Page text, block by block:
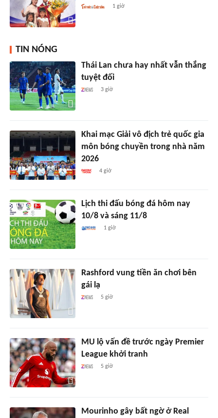
1 giờ
TIN NÓNG
Thái Lan chưa hay nhất vẫn thắng
tuyệt đối
3 giờ
Khai mạc Giải vô địch trẻ quốc gia
môn bóng chuyền trong nhà năm
2026
4 giờ
Lịch thi đấu bóng đá hôm nay
10/8 và sáng 11/8
1 giờ
Rashford vung tiền ăn chơi bên
gái lạ
5 giờ
MU lộ vấn đề trước ngày Premier
League khởi tranh
5 giờ
Mourinho gây bất ngờ ở Real